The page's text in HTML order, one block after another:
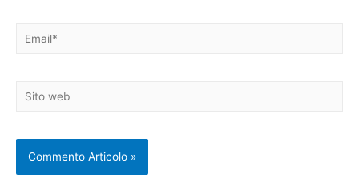
Email*
Sito